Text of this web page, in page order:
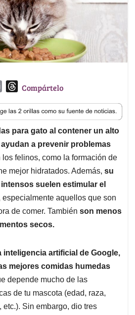
a
i
l
T
r
e
a
d
s
Compártelo
para gato al contener un alto
a prevenir problemas
felinos, como la formación de
mejor hidratados. Además, su
suelen estimular el
especialmente aquellos que son
de comer. También son menos
secos.
inteligencia artificial de Google,
mejores comidas humedas
depende mucho de las
de tu mascota (edad, raza,
Sin embargo, dio tres